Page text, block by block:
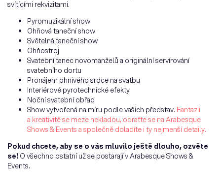
svítícími rekvizitami.
Pyromuzikální show
Ohňová taneční show
Světelná taneční show
Ohňostroj
Svatební tanec novomanželů a originální servírování
svatebního dortu
Pronájem ohnivého srdce na svatbu
Interiérové pyrotechnické efekty
Noční svatební obřad
Show vytvořená na míru podle vašich představ. Fantazii
a kreativitě se meze nekladou, obraťte se na Arabesque
Shows & Events a společně doladíte i ty nejmenší detaily.
Pokud chcete, aby se o vás mluvilo ještě dlouho, ozvěte
se! O všechno ostatní už se postarají v Arabesque Shows &
Events.